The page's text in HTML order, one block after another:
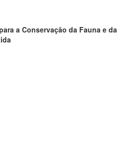
a Conservação da Fauna e da